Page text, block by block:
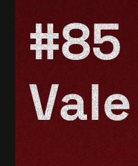
#85
Vale